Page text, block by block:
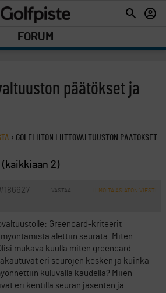
FORUM
päätökset ja
› GOLFLIITON LIITTOVALTUUSTON PÄÄTÖKSET
(kaikkiaan 2)
VASTAA ILMOITA ASIATON VIESTI
Greencard-kriteerit
alettiin seurata. Miten
mukava kuulla miten greencard-
eri seurojen kesken ja kuinka
kuluvalla kaudella? Miien
eri kentillä seuran jäsenten ja